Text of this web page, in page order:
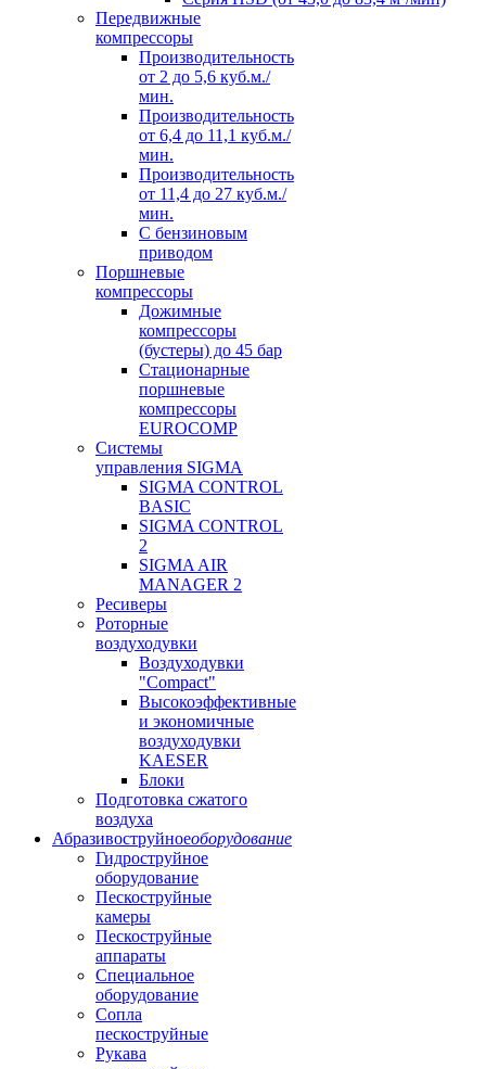
Передвижные
компрессоры
Производительноcть
от 2 до 5,6 куб.м./
мин.
Производительноcть
от 6,4 до 11,1 куб.м./
мин.
Производительноcть
от 11,4 до 27 куб.м./
мин.
С бензиновым
приводом
Поршневые
компрессоры
Дожимные
компрессоры
(бустеры) до 45 бар
Стационарные
поршневые
компрессоры
EUROCOMP
Системы
управления SIGMA
SIGMA CONTROL
BASIC
SIGMA CONTROL
2
SIGMA AIR
MANAGER 2
Ресиверы
Роторные
воздуходувки
Воздуходувки
"Compact"
Высокоэффективные
и экономичные
воздуходувки
KAESER
Блоки
Подготовка сжатого
воздуха
Абразивоструйноеоборудование
Гидроструйное
оборудование
Пескоструйные
камеры
Пескоструйные
аппараты
Специальное
оборудование
Сопла
пескоструйные
Рукава